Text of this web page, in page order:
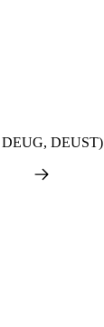
DEUST)